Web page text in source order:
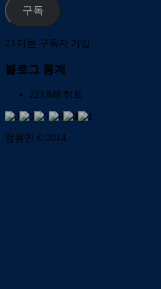
구독
23 다른 구독자 가입
블로그 통계
223,848 히트
정용민 © 2014
↑